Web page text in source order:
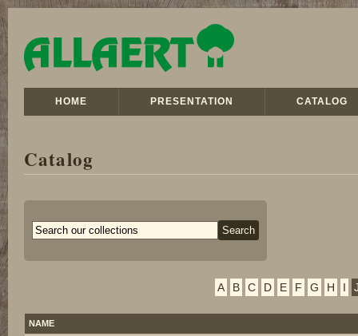
HOME PRESENTATION CATALOG
Catalog
A B C D E F G H I
NAME